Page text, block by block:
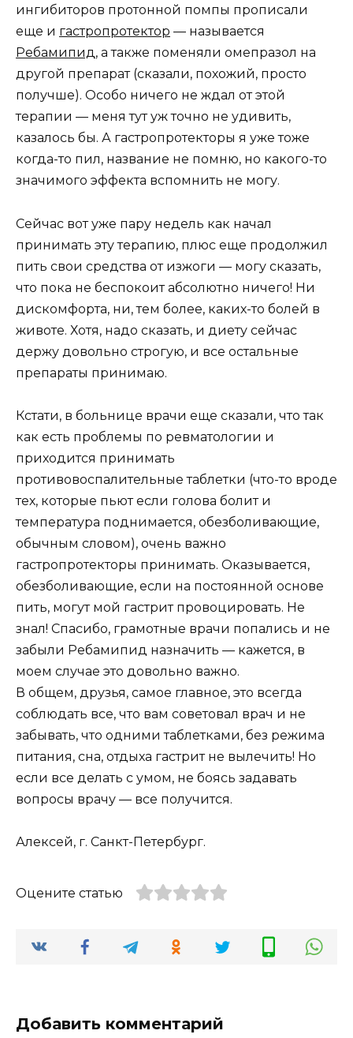
ингибиторов протонной помпы прописали
еще и гастропротектор — называется
Ребамипид, а также поменяли омепразол на
другой препарат (сказали, похожий, просто
получше). Особо ничего не ждал от этой
терапии — меня тут уж точно не удивить,
казалось бы. А гастропротекторы я уже тоже
когда-то пил, название не помню, но какого-то
значимого эффекта вспомнить не могу.
Сейчас вот уже пару недель как начал
принимать эту терапию, плюс еще продолжил
пить свои средства от изжоги — могу сказать,
что пока не беспокоит абсолютно ничего! Ни
дискомфорта, ни, тем более, каких-то болей в
животе. Хотя, надо сказать, и диету сейчас
держу довольно строгую, и все остальные
препараты принимаю.
Кстати, в больнице врачи еще сказали, что так
как есть проблемы по ревматологии и
приходится принимать
противовоспалительные таблетки (что-то вроде
тех, которые пьют если голова болит и
температура поднимается, обезболивающие,
обычным словом), очень важно
гастропротекторы принимать. Оказывается,
обезболивающие, если на постоянной основе
пить, могут мой гастрит провоцировать. Не
знал! Спасибо, грамотные врачи попались и не
забыли Ребамипид назначить — кажется, в
моем случае это довольно важно.
В общем, друзья, самое главное, это всегда
соблюдать все, что вам советовал врач и не
забывать, что одними таблетками, без режима
питания, сна, отдыха гастрит не вылечить! Но
если все делать с умом, не боясь задавать
вопросы врачу — все получится.
Алексей, г. Санкт-Петербург.
Оцените статью
Добавить комментарий